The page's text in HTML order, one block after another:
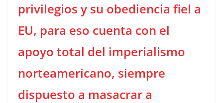
privilegios y su obediencia fiel a
EU, para eso cuenta con el
apoyo total del imperialismo
norteamericano, siempre
dispuesto a masacrar a